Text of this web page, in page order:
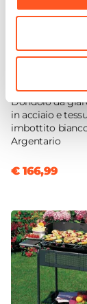
Materiale
Colore
Materiale
Acciaio
Colore
Verde
Impilabile
Si
Serie
Barrito
Dondolo da
in acciaio e
imbottito
Argentario
€ 166,99